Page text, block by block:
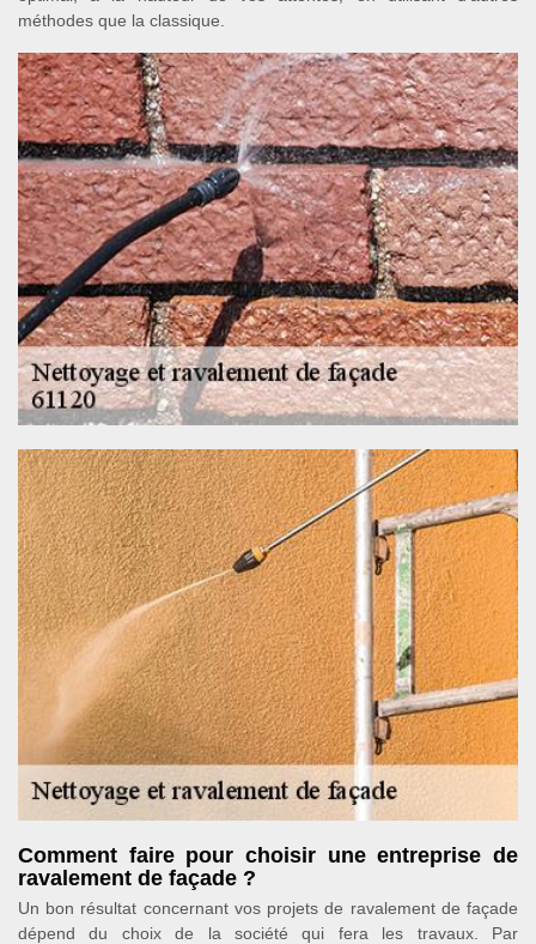
méthodes que la classique.
Comment faire pour choisir une entreprise de
ravalement de façade ?
Un bon résultat concernant vos projets de ravalement de façade
dépend du choix de la société qui fera les travaux. Par